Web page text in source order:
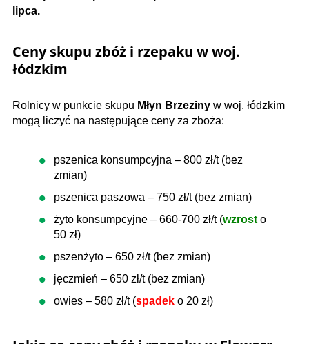
lipca.
Ceny skupu zbóż i rzepaku w woj.
łódzkim
Rolnicy w punkcie skupu Młyn Brzeziny w woj. łódzkim
mogą liczyć na następujące ceny za zboża:
pszenica konsumpcyjna – 800 zł/t (bez
zmian)
pszenica paszowa – 750 zł/t (bez zmian)
żyto konsumpcyjne – 660-700 zł/t (wzrost o
50 zł)
pszenżyto – 650 zł/t (bez zmian)
jęczmień – 650 zł/t (bez zmian)
owies – 580 zł/t (spadek o 20 zł)